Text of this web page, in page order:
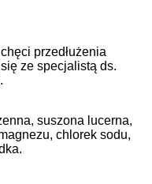
przedłużenia
ze specjalistą ds.
suszona lucerna,
chlorek sodu,